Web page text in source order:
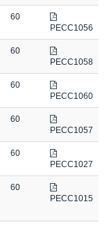
60
PECC1056
60
PECC1058
60
PECC1060
60
PECC1057
60
PECC1027
60
PECC1015